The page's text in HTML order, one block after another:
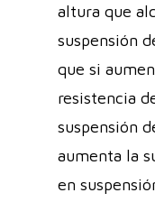
altura que
suspensión
que si
resistencia
suspensión
aumenta la
en